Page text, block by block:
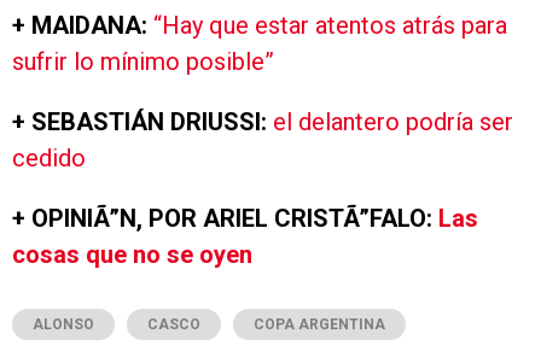
+ MAIDANA: “Hay que estar atentos atrás para
sufrir lo mínimo posible”
+ SEBASTIÁN DRIUSSI: el delantero podría ser
cedido
+ OPINIÃ”N, POR ARIEL CRISTÃ”FALO: Las
cosas que no se oyen
ALONSO CASCO COPA ARGENTINA